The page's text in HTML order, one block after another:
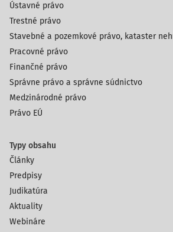
Ústavné právo
Trestné právo
Stavebné a pozemkové právo, kataster
Pracovné právo
Finančné právo
Správne právo a správne súdnictvo
Medzinárodné právo
Právo EÚ
Typy obsahu
Články
Predpisy
Judikatúra
Aktuality
Webináre